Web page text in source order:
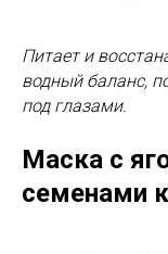
Питает и
водный баланс,
под глазами.
Маска с
семенами